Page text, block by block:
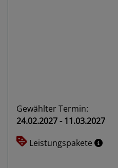
Gewählter Termin:
24.02.2027 - 11.03.2027
Leistungspakete